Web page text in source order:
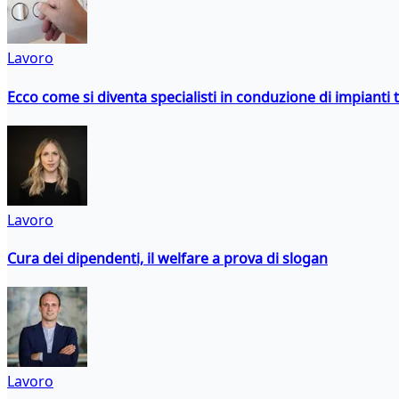
Lavoro
Ecco come si diventa specialisti in conduzione di impianti
Lavoro
Cura dei dipendenti, il welfare a prova di slogan
Lavoro